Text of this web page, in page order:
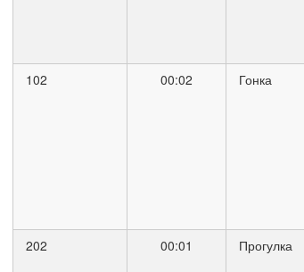
102 00:02 Гонка
202 00:01 Прогулка